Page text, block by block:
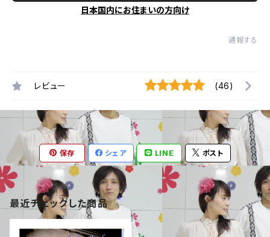
日本国内にお住まいの方向け
通報する
レビュー (46)
保存 シェア LINE ポスト
最近チェックした商品